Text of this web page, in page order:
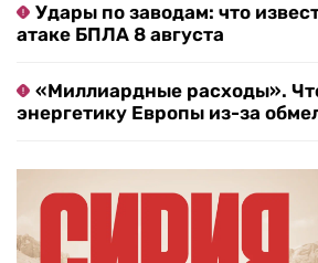
Удары по заводам: что
атаке БПЛА 8 августа
«Миллиардные расходы».
энергетику Европы из-за